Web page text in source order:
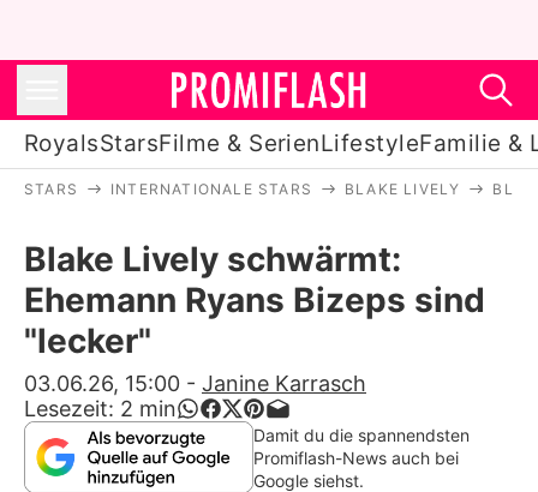
RoyalsStarsFilme & SerienLifestyleFamilie &
Stars
Filme & Serien
Lifestyle
Familie & Liebe
Promiflash Exklusiv
STARS INTERNATIONALE STARS BLAKE LIVELY
Blake Lively schwärmt:
Ehemann Ryans Bizeps sind
"lecker"
03.06.26, 15:00 - Janine Karrasch
Lesezeit: 2 min
Damit du die spannendsten
Promiflash-News auch bei
Google siehst.